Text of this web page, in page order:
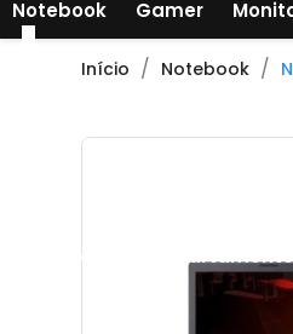
Todos os
Notebook Gamer
Início Notebook